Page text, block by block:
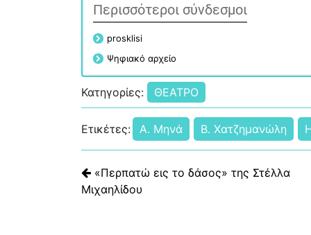
Περισσότεροι σύνδεσμοι
prosklisi
Ψηφιακό αρχείο
Κατηγορίες: ΘΕΑΤΡΟ
Ετικέτες: Α. Μηνά Β. Χατζημανώλη
Πλοήγηση άρθρων
«Περπατώ εις το δάσος» της Στέλλα
Μιχαηλίδου